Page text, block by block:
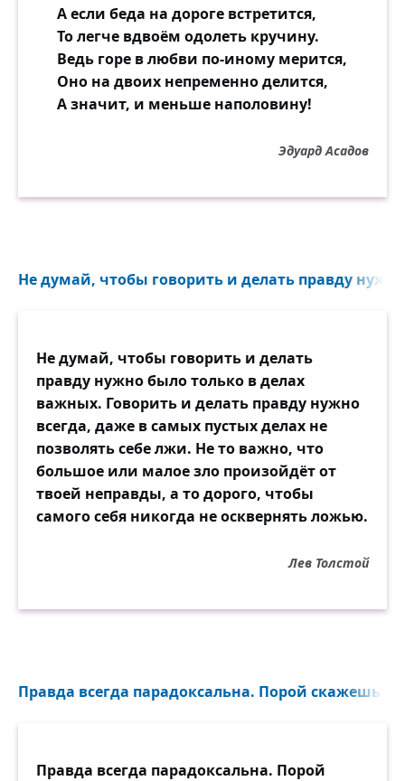
А если беда на дороге встретится,
То легче вдвоём одолеть кручину.
Ведь горе в любви по-иному мерится,
Оно на двоих непременно делится,
А значит, и меньше наполовину!
Эдуард Асадов
Не думай, чтобы говорить и делать правду
Не думай, чтобы говорить и делать
правду нужно было только в делах
важных. Говорить и делать правду нужно
всегда, даже в самых пустых делах не
позволять себе лжи. Не то важно, что
большое или малое зло произойдёт от
твоей неправды, а то дорого, чтобы
самого себя никогда не осквернять ложью.
Лев Толстой
Правда всегда парадоксальна. Порой скажешь
Правда всегда парадоксальна. Порой